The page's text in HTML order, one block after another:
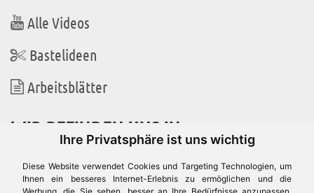
Ihre Privatsphäre ist uns wichtig
Diese Website verwendet Cookies und Targeting Technologien, um
Ihnen ein besseres Internet-Erlebnis zu ermöglichen und die
Alle Videos
Bastelideen
Arbeitsblätter
WIR BEFINDEN UNS IN